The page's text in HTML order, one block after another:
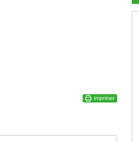
Imprimer